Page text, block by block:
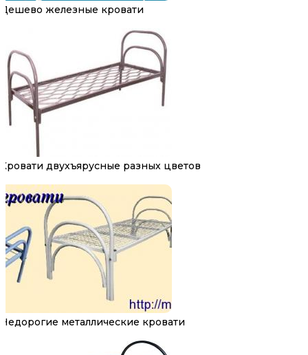
Дешево железные кровати
Кровати двухъярусные разных цветов
Недорогие металлические кровати